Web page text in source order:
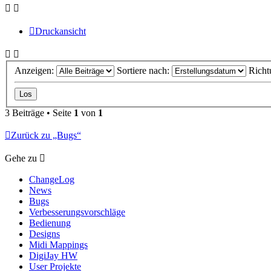
Druckansicht
Anzeigen: Sortiere nach:
3 Beiträge • Seite 1 von 1
Zurück zu „Bugs“
Gehe zu
ChangeLog
News
Bugs
Verbesserungsvorschläge
Bedienung
Designs
Midi Mappings
DigiJay HW
User Projekte